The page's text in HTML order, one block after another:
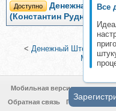
Все
Доступно
Денежная
(Константин Руднев)
< Денежный Шторм |
Мобильная версия
Обратная связь
Политика